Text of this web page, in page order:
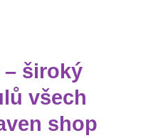
široký
všech
shop